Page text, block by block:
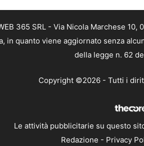
365 SRL - Via Nicola Marchese 10,
in quanto viene aggiornato senza
della legge n. 62
Copyright ©2026 - Tutti i
Le attività pubblicitarie su questo
Redazione - Privacy